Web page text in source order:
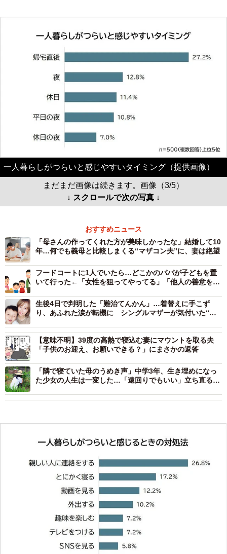
一人暮らしがつらいと感じやすいタイミング（提供画像）
まだまだ画像は続きます。画像（3/5）
↓ スクロールで次の写真 ↓
おすすめニュース
「母さんの作ってくれた方が美味しかったな」結婚して10
年…何でも義母と比較しまくる“マザコン夫”に、妻は絶望
フードコートに1人でいたら…どこかのパパが子どもを置
いて行った←「女性を狙ってやってる」「他人の善意を頼
生後4日で判明した「難治てんかん」…着替えに手こず
り、あふれた涙が転機に シングルマザーが気付いた“親
【意味不明】39度の高熱で寝込む妻にマウントを取る夫
「子供のお迎え、お願いできる？」にまさかの返答
「隣で寝ていた母のうめき声」中学3年、生き埋めになっ
た少女の人生は一変した…「遠回りでもいい」立ち直るま